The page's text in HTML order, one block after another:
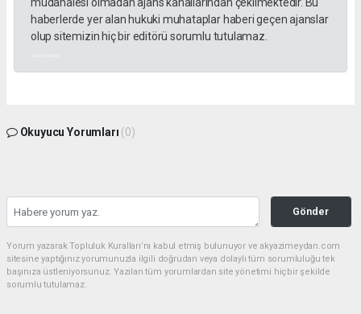
müdahalesi olmadan ajans kanallarından çekilmektedir. Bu
haberlerde yer alan hukuki muhataplar haberi geçen ajanslar
olup sitemizin hiç bir editörü sorumlu tutulamaz.
Okuyucu Yorumları (0)
Gönder
Yorum yazarak Topluluk Kuralları’nı kabul etmiş bulunuyor ve akyazimeydan.com
sitesine yaptığınız yorumunuzla ilgili doğrudan veya dolaylı tüm sorumluluğu tek
başınıza üstleniyorsunuz. Yazılan tüm yorumlardan site yönetimi hiçbir şekilde
sorumlu tutulamaz.